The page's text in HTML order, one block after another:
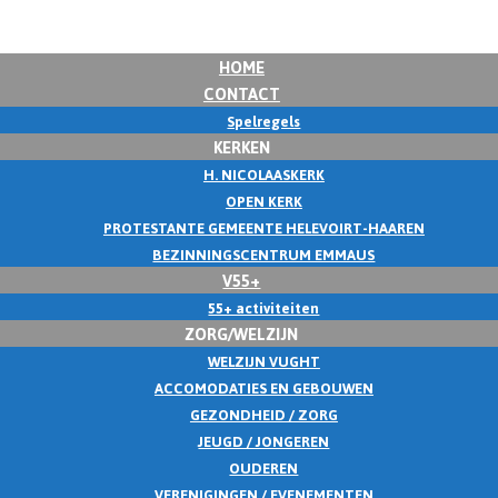
HOME
CONTACT
Spelregels
KERKEN
H. NICOLAASKERK
OPEN KERK
PROTESTANTE GEMEENTE HELEVOIRT-HAAREN
BEZINNINGSCENTRUM EMMAUS
V55+
55+ activiteiten
ZORG/WELZIJN
WELZIJN VUGHT
ACCOMODATIES EN GEBOUWEN
GEZONDHEID / ZORG
JEUGD / JONGEREN
OUDEREN